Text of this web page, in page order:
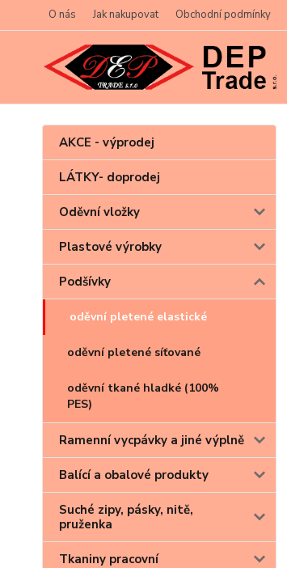
O nás Jak nakupovat Obchodní podmínky
AKCE - výprodej
LÁTKY- doprodej
Oděvní vložky
Plastové výrobky
Podšívky
oděvní pletené elastické
oděvní pletené síťované
oděvní tkané hladké (100%
PES)
Ramenní vycpávky a jiné výplně
Balící a obalové produkty
Suché zipy, pásky, nitě,
pruženka
Tkaniny pracovní